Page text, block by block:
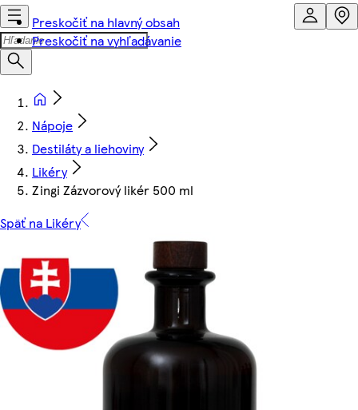
Preskočiť na hlavný obsah
Preskočiť na vyhľadávanie
Nápoje
Destiláty a liehoviny
Likéry
Zingi Zázvorový likér 500 ml
Späť na Likéry